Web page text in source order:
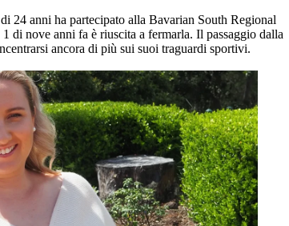
24 anni ha partecipato alla Bavarian South Regional
di nove anni fa è riuscita a fermarla. Il passaggio dalla
ancora di più sui suoi traguardi sportivi.